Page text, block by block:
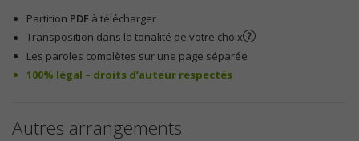
Partition PDF à télécharger
Transposition dans la tonalité de votre choix
Les paroles complètes sur une page séparée
100% légal – droits d’auteur respectés
Autres arrangements